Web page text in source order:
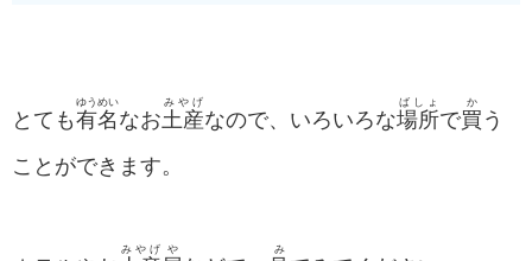
とても有名
ゆうめい
なお土産
みやげ
なので、いろいろな場所
ばしょ
で買
か
う
ことができます。
みやげ や み